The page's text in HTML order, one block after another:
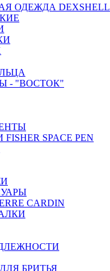
ОДЕЖДА DEXSHELL
- "ВОСТОК"
SPACE PEN
CARDIN
БРИТЬЯ